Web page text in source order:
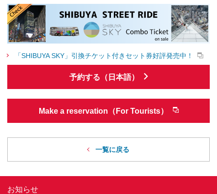
「SHIBUYA SKY」引換チケット付きセット券好評発売中！
予約する（日本語）
Make a reservation（For Tourists）
一覧に戻る
お知らせ